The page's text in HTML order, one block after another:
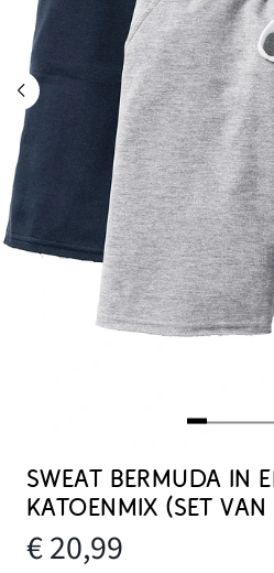
SWEAT BERMUDA IN
KATOENMIX (SET VAN
€ 20,99